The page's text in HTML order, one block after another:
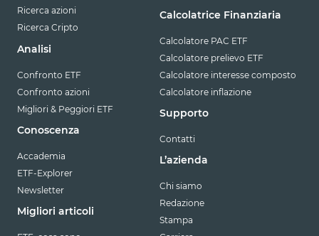
Ricerca azioni
Ricerca Cripto
Analisi
Confronto ETF
Confronto azioni
Migliori & Peggiori ETF
Conoscenza
Accademia
ETF-Explorer
Newsletter
Migliori articoli
Calcolatrice Finanziaria
Calcolatore PAC ETF
Calcolatore prelievo ETF
Calcolatore interesse composto
Calcolatore inflazione
Supporto
Contatti
L’azienda
Chi siamo
Redazione
Stampa